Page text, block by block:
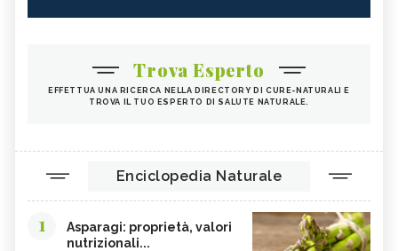
Trova Esperto
EFFETTUA UNA RICERCA NELLA DIRECTORY DI CURE-NATURALI E
TROVA IL TUO ESPERTO DI SALUTE NATURALE.
Enciclopedia Naturale
1
Asparagi: proprietà, valori
nutrizionali...